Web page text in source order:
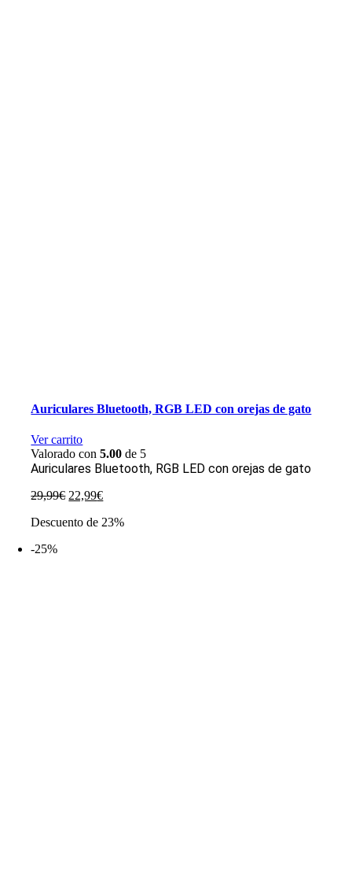
Auriculares Bluetooth, RGB LED con orejas de gato
Ver carrito
Valorado con5.00 de 5
Auriculares Bluetooth, RGB LED con orejas de gato
29,99€ El
original
22,99€El
actual
Descuento de 23%
-25%